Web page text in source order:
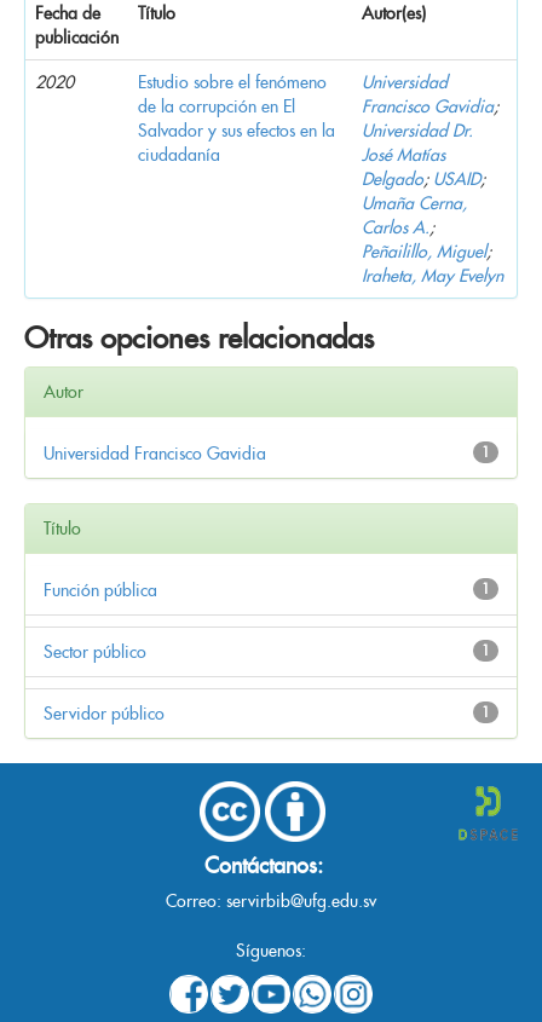
Fecha de
publicación
Título Autor(es)
2020
Estudio sobre el fenómeno
de la corrupción en El
Salvador y sus efectos en la
ciudadanía
Universidad
Francisco Gavidia;
Universidad Dr.
José Matías
Delgado; USAID;
Umaña Cerna,
Carlos A.;
Peñailillo, Miguel;
Iraheta, May Evelyn
Otras opciones relacionadas
Autor
1
Universidad Francisco Gavidia
Título
1
Función pública
1
Sector público
1
Servidor público
Contáctanos:
Correo: servirbib@ufg.edu.sv
Síguenos: